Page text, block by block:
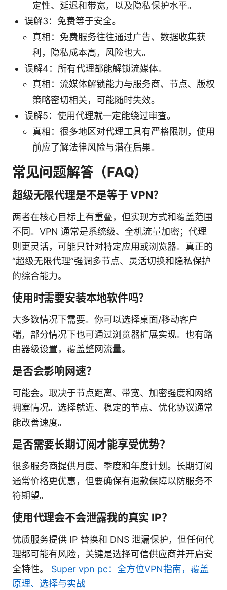
定性、延迟和带宽，以及隐私保护水平。
误解3：免费等于安全。
真相：免费服务往往通过广告、数据收集获
利，隐私成本高，风险也大。
误解4：所有代理都能解锁流媒体。
真相：流媒体解锁能力与服务商、节点、版权
策略密切相关，可能随时失效。
误解5：使用代理就一定能绕过审查。
真相：很多地区对代理工具有严格限制，使用
前应了解法律风险与潜在后果。
常见问题解答（FAQ）
超级无限代理是不是等于 VPN？
两者在核心目标上有重叠，但实现方式和覆盖范围
不同。VPN 通常是系统级、全机流量加密；代理
则更灵活，可能只针对特定应用或浏览器。真正的
“超级无限代理”强调多节点、灵活切换和隐私保护
的综合能力。
使用时需要安装本地软件吗？
大多数情况下需要。你可以选择桌面/移动客户
端，部分情况下也可通过浏览器扩展实现。也有路
由器级设置，覆盖整网流量。
是否会影响网速？
可能会。取决于节点距离、带宽、加密强度和网络
拥塞情况。选择就近、稳定的节点、优化协议通常
能改善速度。
是否需要长期订阅才能享受优势？
很多服务商提供月度、季度和年度计划。长期订阅
通常价格更优惠，但要确保有退款保障以防服务不
符期望。
使用代理会不会泄露我的真实 IP？
优质服务提供 IP 替换和 DNS 泄漏保护，但任何代
理都可能有风险，关键是选择可信供应商并开启安
全特性。 Super vpn pc：全方位VPN指南，覆盖
原理、选择与实战